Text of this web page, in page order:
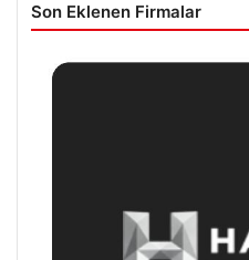
Son Eklenen Firmalar